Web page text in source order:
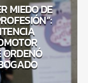
MIEDO DE